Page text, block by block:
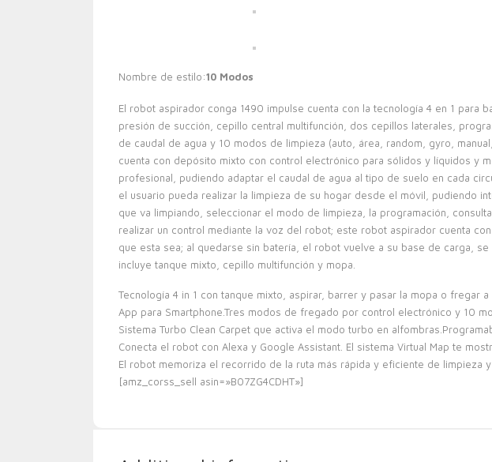
Nombre de estilo:10 Modos
El robot aspirador conga 1490 impulse cuenta con la tecnología 4 en 1
presión de succión, cepillo central multifunción, dos cepillos laterales,
de caudal de agua y 10 modos de limpieza (auto, área, random, gyro,
cuenta con depósito mixto con control electrónico para sólidos y líquidos y
profesional, pudiendo adaptar el caudal de agua al tipo de suelo en cada
el usuario pueda realizar la limpieza de su hogar desde el móvil, pudiendo
que va limpiando, seleccionar el modo de limpieza, la programación,
realizar un control mediante la voz del robot; este robot aspirador cuenta
que esta sea; al quedarse sin batería, el robot vuelve a su base de carga,
incluye tanque mixto, cepillo multifunción y mopa.
Tecnología 4 in 1 con tanque mixto, aspirar, barrer y pasar la mopa o fregar
App para Smartphone.Tres modos de fregado por control electrónico y 10
Sistema Turbo Clean Carpet que activa el modo turbo en
Conecta el robot con Alexa y Google Assistant. El sistema Virtual Map te
El robot memoriza el recorrido de la ruta más rápida y eficiente de limpieza
[amz_corss_sell asin=»B07ZG4CDHT»]